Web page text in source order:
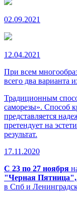
02.09.2021
12.04.2021
При всем
всего два варианта
Традиционным
саморезы». Способ
представляется
претендует на
результат.
17.11.2020
С 23 по 27 ноября
"Черная Пятница",
в Спб и